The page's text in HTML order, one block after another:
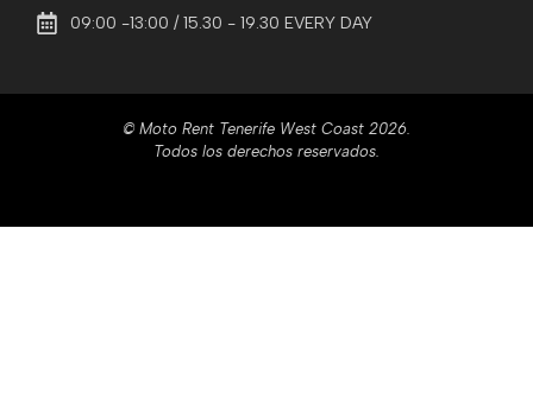
09:00 -13:00 / 15.30 - 19.30 EVERY DAY
© Moto Rent Tenerife West Coast 2026.
Todos los derechos reservados.